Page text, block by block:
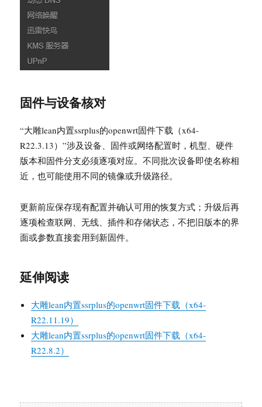
固件与设备核对
“大雕lean内置ssrplus的openwrt固件下载（x64-
R22.3.13）”涉及设备、固件或网络配置时，机型、硬件
版本和固件分支必须逐项对应。不同批次设备即使名称相
近，也可能使用不同的镜像或升级路径。
更新前应保存现有配置并确认可用的恢复方式；升级后再
逐项检查联网、无线、插件和存储状态，不把旧版本的界
面或参数直接套用到新固件。
延伸阅读
大雕lean内置ssrplus的openwrt固件下载（x64-
R22.11.19）
大雕lean内置ssrplus的openwrt固件下载（x64-
R22.8.2）